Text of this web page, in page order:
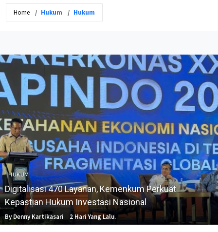
Home Hukum Hukum
HUKUM
Digitalisasi 470 Layanan, Kemenkum Perkuat
Kepastian Hukum Investasi Nasional
By Denny Kartikasari 2 Hari Yang Lalu.